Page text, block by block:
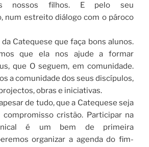
nossos filhos. E pelo seu
num estreito diálogo com o pároco
Catequese que faça bons alunos.
que ela nos ajude a formar
que O seguem, em comunidade.
a comunidade dos seus discípulos,
obras e iniciativas.
de tudo, que a Catequese seja
cristão. Participar na
é um bem de primeira
organizar a agenda do fim-